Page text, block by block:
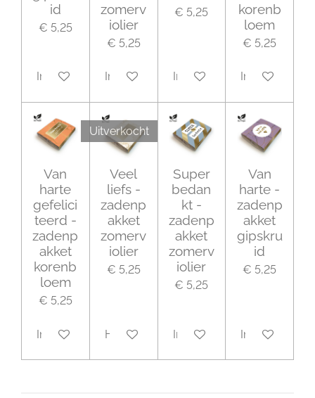
id
€ 5,25
In winkelwagen
zomerv
iolier
€ 5,25
In winkelwagen
€ 5,25
In winkelwagen
korenb
loem
€ 5,25
In
Van
harte
gefelici
teerd -
zadenp
akket
korenb
loem
€ 5,25
In winkelwagen
Uitverkocht
Veel
liefs -
zadenp
akket
zomerv
iolier
€ 5,25
Houd mij op de hoogte
Super
bedan
kt -
zadenp
akket
zomerv
iolier
€ 5,25
In winkelwagen
Van
harte -
zadenp
akket
gipskru
id
€ 5,25
In